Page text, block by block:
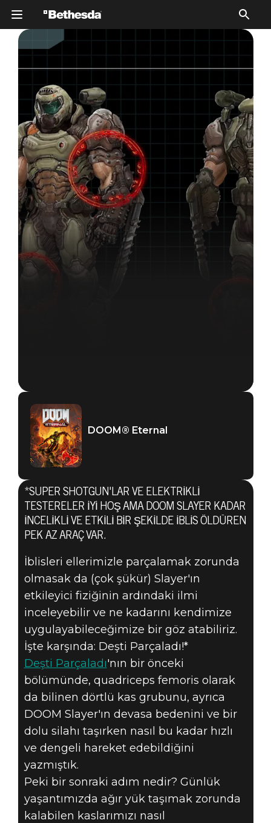
DOOM® Eternal
27 Nisan 2019
DEŞTI
PARÇALADI #1B
- MÜHIMMAT
TAŞIYAN KAS
GRUBUNA
YÖNELIK
EGZERSIZLER
DOOM® Eternal
*SUPER SHOTGUN'LAR VE ELEKTRIKLI
TESTERELER IYI HOŞ AMA DOOM SLAYER KADAR
INCELIKLI VE ETKILI BIR ŞEKILDE IBLIS ÖLDÜREN
PEK AZ ARAÇ VAR.
İblisleri ellerimizle parçalamak zorunda
olmasak da (çok şükür) Slayer'ın
etkileyici fiziğinin ardındaki ilmi
inceleyebilir ve ne kadarını kendimize
uygulayabileceğimize bir göz atabiliriz.
İşte karşında: Deşti Parçaladı!*
Deşti Parçaladı'nın bir önceki
bölümünde, quadriceps femoris olarak
da bilinen dörtlü kas grubunu, ayrıca
DOOM Slayer'ın devasa bedenini ve bir
dolu silahı taşırken nasıl bu kadar hızlı
ve dengeli hareket edebildiğini
yazmıştık.
Peki bir sonraki adım nedir? Günlük
yaşantımızda ağır yük taşımak zorunda
kalabilen kaslarımızı nasıl